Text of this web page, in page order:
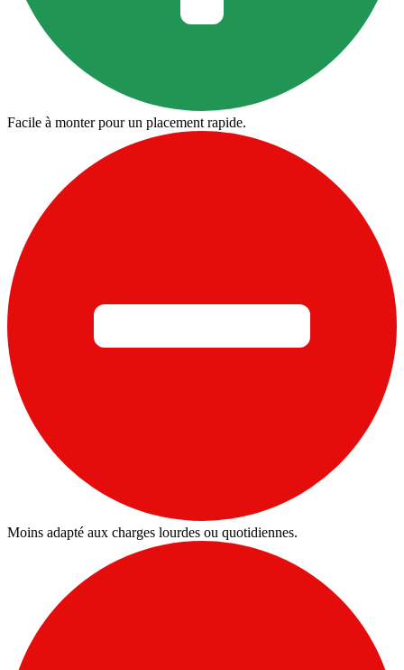
Facile à monter pour un placement rapide.
Moins adapté aux charges lourdes ou quotidiennes.